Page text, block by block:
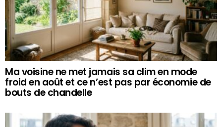
Ma voisine ne met jamais sa clim en mode
froid en août et ce n’est pas par économie de
bouts de chandelle